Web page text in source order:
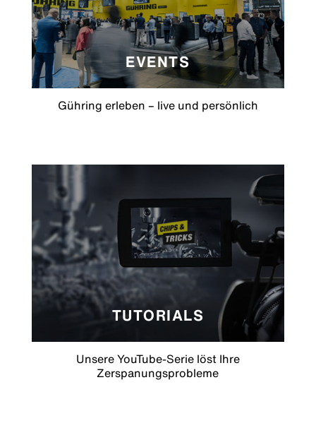
EVENTS
Gühring erleben – live und persönlich
TUTORIALS
Unsere YouTube-Serie löst Ihre
Zerspanungsprobleme